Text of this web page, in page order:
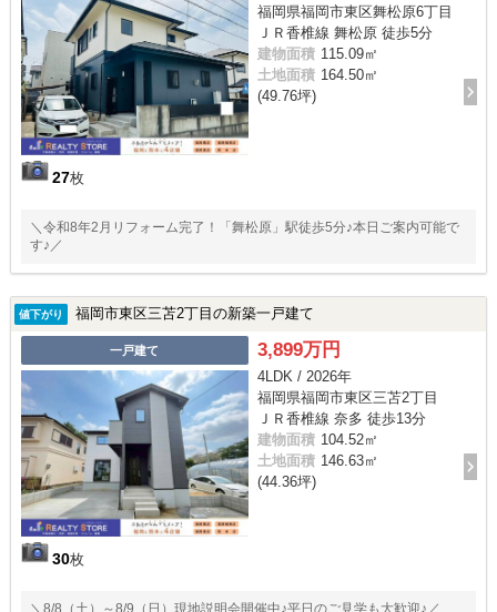
27枚
福岡県福岡市東区舞松原6丁目
ＪＲ香椎線 舞松原 徒歩5分
建物面積 115.09㎡
土地面積 164.50㎡
(49.76坪)
＼令和8年2月リフォーム完了！「舞松原」駅徒歩5分♪本日ご案内可能で
す♪／
値下がり 福岡市東区三苫2丁目の新築一戸建て
一戸建て
30枚
3,899万円
4LDK / 2026年
福岡県福岡市東区三苫2丁目
ＪＲ香椎線 奈多 徒歩13分
建物面積 104.52㎡
土地面積 146.63㎡
(44.36坪)